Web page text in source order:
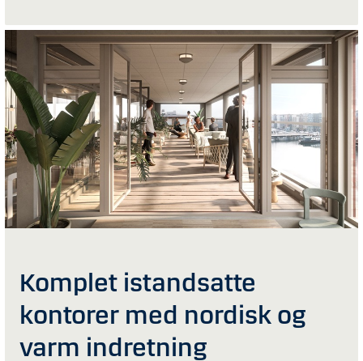
Komplet istandsatte
kontorer med nordisk og
varm indretning